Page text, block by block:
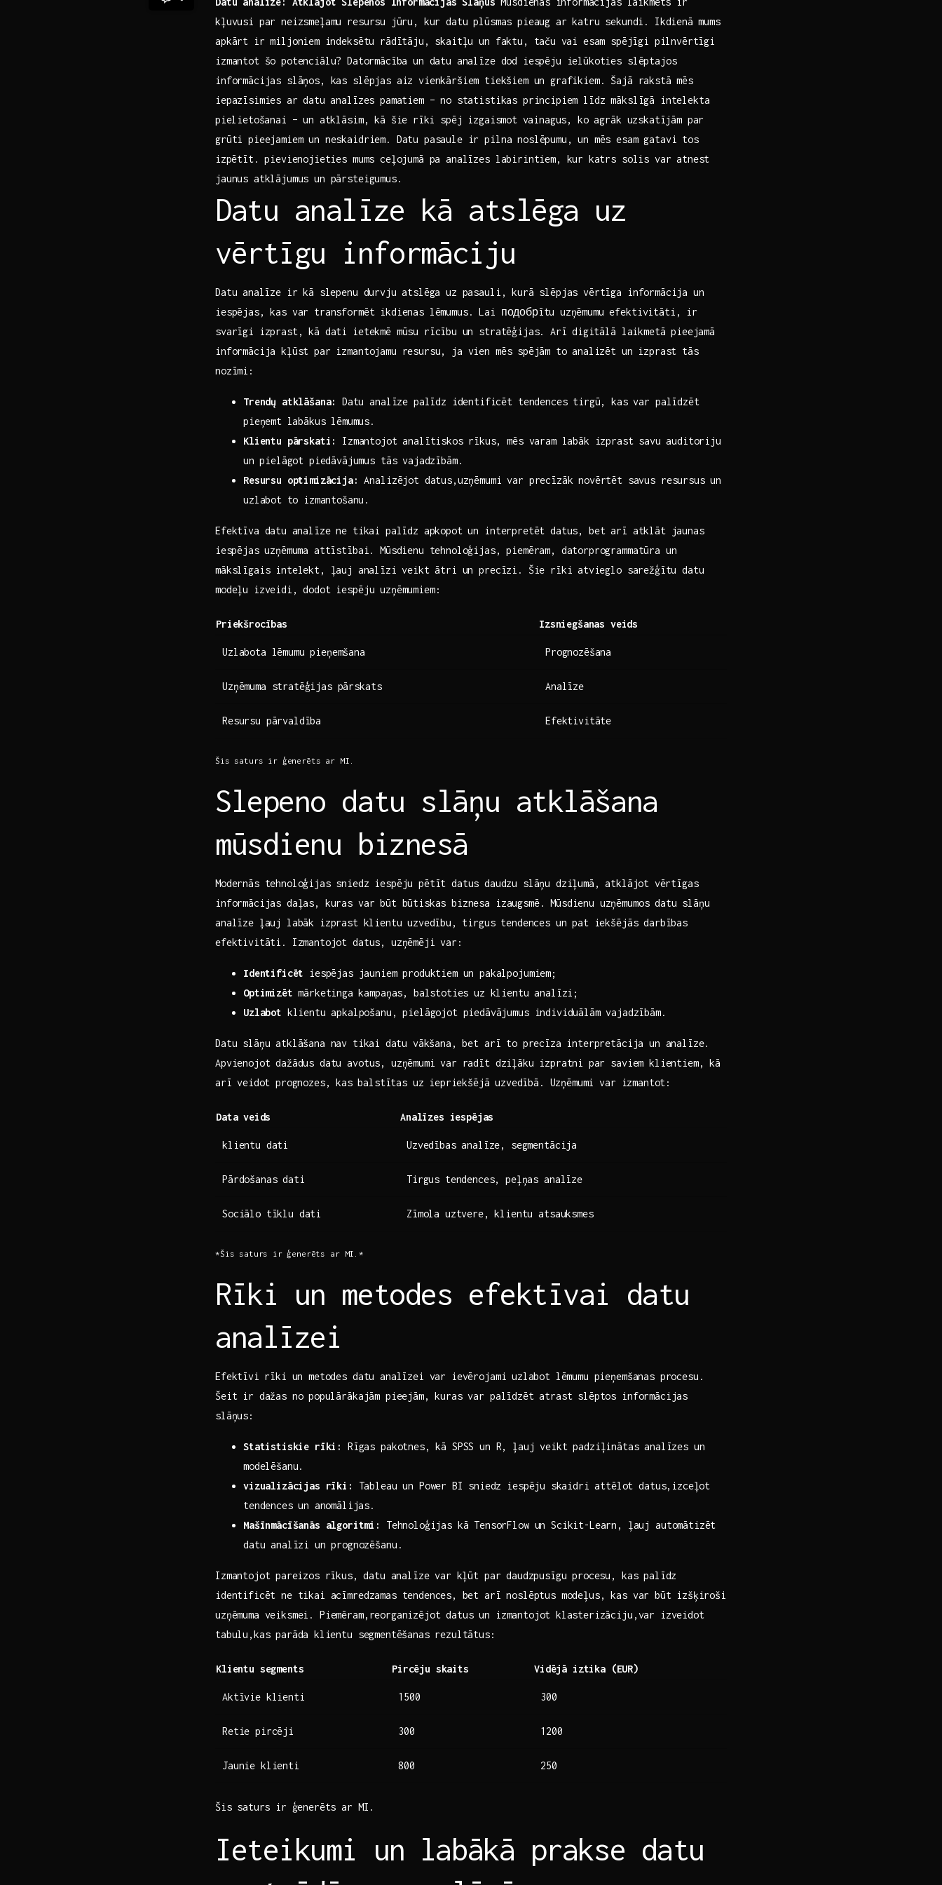
kļuvusi par neizsmeļamu resursu ⁣jūru, kur‍ datu plūsmas pieaug ar​ katru⁤ sekundi. Ikdienā ⁢mums
apkārt ​ir miljoniem ⁤indeksētu rādītāju, skaitļu un faktu,‌ taču⁤ vai esam⁤ spējīgi pilnvērtīgi‍
izmantot šo potenciālu? ⁢Datormācība un​ datu analīze dod iespēju ielūkoties slēptajos
informācijas ‌slāņos, kas slēpjas aiz vienkāršiem ⁤tiekšiem un grafikiem.‌ Šajā rakstā‍ mēs
iepazīsimies⁤ ar datu analīzes pamatiem ‌–​ no statistikas principiem līdz mākslīgā intelekta
⁣pielietošanai – un atklāsim, kā šie⁣ rīki spēj izgaismot⁢ vainagus, ko ​agrāk uzskatījām par
grūti ‍pieejamiem un neskaidriem. Datu‌ pasaule ir pilna noslēpumu, un⁣ mēs esam gatavi tos
⁣izpētīt. pievienojieties mums ceļojumā pa analīzes labirintiem, kur ⁣katrs solis var atnest
‌jaunus‌ atklājumus un pārsteigumus.
Datu​ analīze‍ kā ​atslēga uz
vērtīgu informāciju
Datu ⁢analīze ir kā slepenu durvju atslēga ‍uz pasauli, kurā ‍slēpjas​ vērtīga informācija un
iespējas, kas var transformēt ikdienas‌ lēmumus. Lai подобрītu ⁤uzņēmumu efektivitāti, ir
svarīgi izprast, kā‍ dati ietekmē mūsu rīcību⁣ un stratēģijas.⁢ Arī⁤ digitālā laikmetā pieejamā
informācija kļūst par izmantojamu resursu, ja ‌vien mēs⁢ spējām⁣ to analizēt‍ un izprast tās
nozīmi:
Trendų atklāšana:
⁣Datu analīze palīdz identificēt tendences ‍tirgū, kas ​var palīdzēt‌
pieņemt⁤ labākus lēmumus.
Klientu pārskati:
Izmantojot‌ analītiskos⁤ rīkus, mēs varam labāk izprast ⁤savu auditoriju
un⁤ pielāgot piedāvājumus tās ‍vajadzībām.
Resursu optimizācija: Analizējot datus,uzņēmumi var precīzāk novērtēt savus resursus un
uzlabot⁢ to izmantošanu.
Efektīva datu⁣ analīze ne tikai palīdz apkopot un interpretēt datus, bet arī‍ atklāt‌ jaunas
⁤iespējas ​uzņēmuma attīstībai. ‍Mūsdienu tehnoloģijas, piemēram, datorprogrammatūra un
mākslīgais intelekt, ļauj⁢ analīzi veikt ātri un precīzi. Šie rīki⁤ atvieglo sarežģītu datu
modeļu izveidi, dodot‍ iespēju uzņēmumiem:
Priekšrocības Izsniegšanas‌ veids
Uzlabota lēmumu pieņemšana Prognozēšana
Uzņēmuma stratēģijas pārskats Analīze
Resursu pārvaldība Efektivitāte
Šis saturs ‍ir ģenerēts ​ar MI.
Slepeno datu slāņu atklāšana
mūsdienu​ biznesā
Modernās tehnoloģijas sniedz‍ iespēju pētīt datus⁤ daudzu slāņu dziļumā, ⁣atklājot ⁢vērtīgas
informācijas ​daļas, kuras ‍var būt būtiskas biznesa‌ izaugsmē. Mūsdienu uzņēmumos datu slāņu
analīze ļauj labāk izprast ⁣klientu uzvedību,⁤ tirgus‍ tendences un​ pat iekšējās darbības
efektivitāti. Izmantojot datus, uzņēmēji var:
Identificēt iespējas jauniem produktiem un pakalpojumiem;
Optimizēt mārketinga⁣ kampaņas, balstoties‌ uz klientu analīzi;
Uzlabot klientu apkalpošanu, pielāgojot piedāvājumus individuālām vajadzībām.
Datu slāņu atklāšana nav⁢ tikai⁢ datu vākšana, bet arī to precīza interpretācija un‌ analīze.
Apvienojot dažādus datu ​avotus, uzņēmumi⁤ var ‍radīt dziļāku izpratni⁤ par​ saviem klientiem, kā
⁤arī veidot prognozes,⁢ kas ⁤balstītas uz iepriekšējā⁣ uzvedībā. Uzņēmumi ‍var izmantot:
Data⁢ veids Analīzes iespējas
klientu dati Uzvedības analīze, segmentācija
Pārdošanas dati Tirgus tendences, peļņas​ analīze
Sociālo tīklu dati Zīmola uztvere, klientu atsauksmes
*Šis saturs ​ir⁢ ģenerēts ar MI.*
Rīki un‍ metodes‌ efektīvai datu
analīzei
Efektīvi⁤ rīki un metodes ‍datu analīzei ‍var ievērojami⁣ uzlabot lēmumu pieņemšanas procesu.
Šeit‌ ir dažas no⁢ populārākajām‍ pieejām,‍ kuras var palīdzēt atrast slēptos informācijas
slāņus:
Statistiskie rīki:
Rīgas pakotnes, kā SPSS‌ un R, ‌ļauj ‌veikt padziļinātas ⁣analīzes un‌
modelēšanu.
vizualizācijas rīki:
Tableau un Power⁤ BI sniedz iespēju ⁣skaidri attēlot‌ datus,izceļot
tendences un ⁢anomālijas.
Mašīnmācīšanās algoritmi:
Tehnoloģijas ‌kā TensorFlow un Scikit-Learn, ļauj automātizēt
datu‌ analīzi un prognozēšanu.
Izmantojot⁣ pareizos rīkus, ⁤datu analīze​ var kļūt par daudzpusīgu procesu, kas palīdz ​
identificēt ne tikai‍ acīmredzamas tendences,⁤ bet arī ‍noslēptus modeļus,‍ kas var būt ⁢izšķiroši
uzņēmuma‍ veiksmei. Piemēram,reorganizējot datus un ​izmantojot⁤ klasterizāciju,var izveidot
tabulu,kas parāda⁣ klientu segmentēšanas rezultātus:
Klientu segments Pircēju ‍skaits Vidējā iztika (EUR)
Aktīvie klienti 1500 300
Retie pircēji 300 1200
Jaunie klienti 800 250
Šis⁤ saturs ir ģenerēts ar​ MI.
Ieteikumi un ⁣labākā​ prakse datu